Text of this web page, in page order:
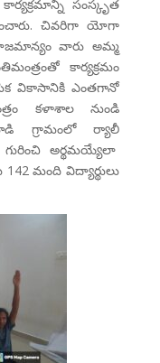
సంస్కృత
చివరిగా యోగా
వారు అమ్మ
కార్యక్రమం
వికాసానికి ఎంతగానో
కళాశాల నుండి
గ్రామంలో ర్యాలీ
అర్థమయ్యేలా
మంది విద్యార్థులు